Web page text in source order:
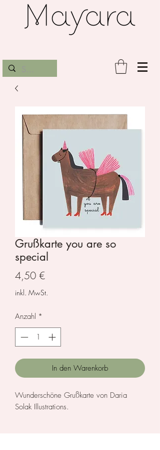
Grußkarte you are so
special
4,50 €Preis
inkl. MwSt.
Anzahl *
In den Warenkorb
Wunderschöne Grußkarte von Daria
Solak Illustrations.